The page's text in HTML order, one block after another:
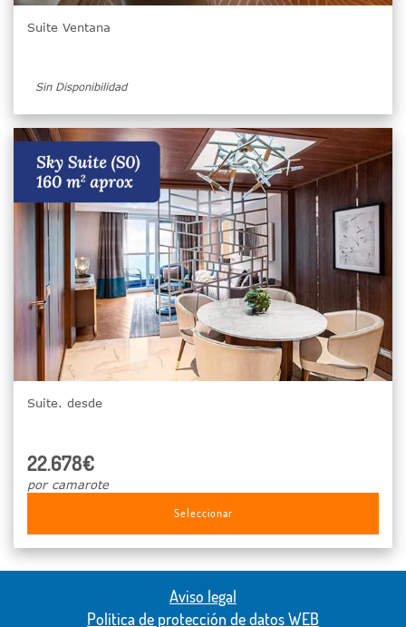
Suite Ventana
Sin Disponibilidad
Suite. desde
22.678€
por camarote
Seleccionar
Aviso legal
Política de protección de datos WEB